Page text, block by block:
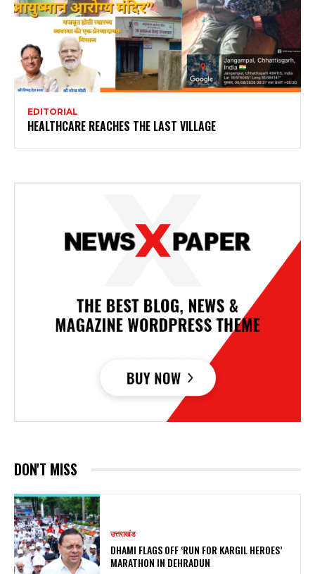
EDITORIAL
HEALTHCARE REACHES THE LAST VILLAGE
DON'T MISS
उत्तराखंड
DHAMI FLAGS OFF ‘RUN FOR KARGIL HEROES’
MARATHON IN DEHRADUN